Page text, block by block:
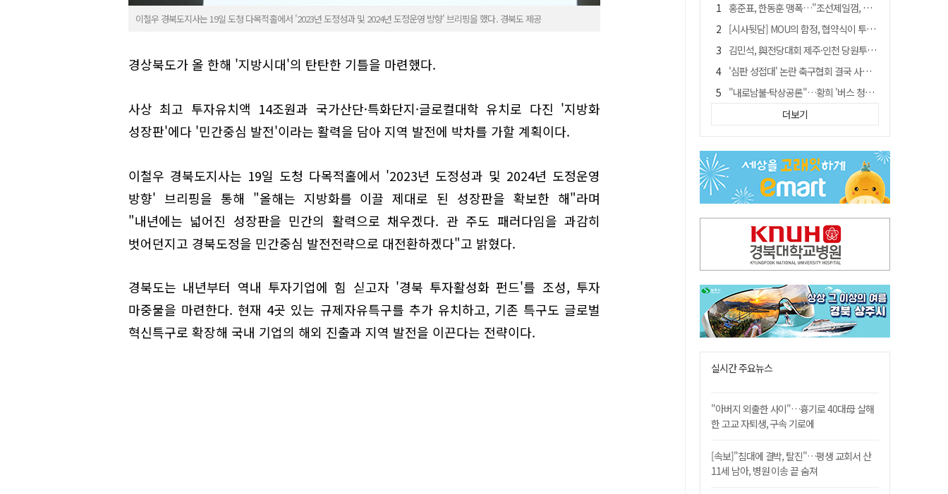
이철우 경북도지사는 19일 도청 다목적홀에서 '2023년 도정성과 및 2024년 도정운영 방향' 브리핑을 했다. 경북도 제공
경상북도가 올 한해 '지방시대'의 탄탄한 기틀을 마련했다.
사상 최고 투자유치액 14조원과 국가산단·특화단지·글로컬대학 유치로 다진 '지방화
성장판'에다 '민간중심 발전'이라는 활력을 담아 지역 발전에 박차를 가할 계획이다.
이철우 경북도지사는 19일 도청 다목적홀에서 '2023년 도정성과 및 2024년 도정운영
방향' 브리핑을 통해 "올해는 지방화를 이끌 제대로 된 성장판을 확보한 해"라며
"내년에는 넓어진 성장판을 민간의 활력으로 채우겠다. 관 주도 패러다임을 과감히
벗어던지고 경북도정을 민간중심 발전전략으로 대전환하겠다"고 밝혔다.
경북도는 내년부터 역내 투자기업에 힘 싣고자 '경북 투자활성화 펀드'를 조성, 투자
마중물을 마련한다. 현재 4곳 있는 규제자유특구를 추가 유치하고, 기존 특구도 글로벌
혁신특구로 확장해 국내 기업의 해외 진출과 지역 발전을 이끈다는 전략이다.
홍준표, 한동훈 맹폭…"조선제일껌, 권력에 살고 권력에 죽었다"
[시사뒷담] MOU의 함정, 협약식이 투자 확정은 아니긴 해
김민석, 與전당대회 제주·인천 당원투표서 승리…누적 득표는 '초박빙'
'심판 성접대' 논란 축구협회 결국 사과…"깊이 반성, 쇄신하겠다"
"내로남불·탁상공론"…황희 '버스 청년주택' 제안에 與 내부서도 쓴소리
"경로당 통장에 비밀번호가 적혀 있다"…전국 돌며 경로당 13곳 턴 30대 구속
예안향교 대성전, '국가지정 보물로 지정'
휠체어 환자 발로 밀어 숨지게 한 70대 간병인…2심도 집행유예
박권현 청도군수, 국무총리에 "청도 물 공급 최대 3만t 늘려달라"
더보기
실시간 주요뉴스
"아버지 외출한 사이"…흉기로 40대母 살해
한 고교 자퇴생, 구속 기로에
[속보]"침대에 결박, 탈진"…평생 교회서 산
11세 남아, 병원 이송 끝 숨져